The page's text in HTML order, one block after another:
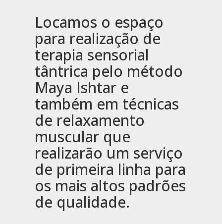
Locamos o espaço
para realização de
terapia sensorial
tântrica pelo método
Maya Ishtar e
também em técnicas
de relaxamento
muscular que
realizarão um serviço
de primeira linha para
os mais altos padrões
de qualidade.